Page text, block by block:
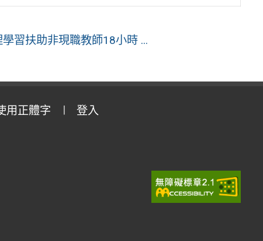
習扶助非現職教師18小時 ...
用正體字 登入